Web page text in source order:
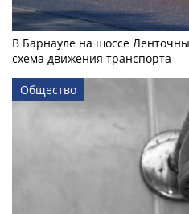
В Барнауле на шоссе
схема движения транспорта
Общество